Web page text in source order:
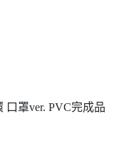
口罩ver. PVC完成品